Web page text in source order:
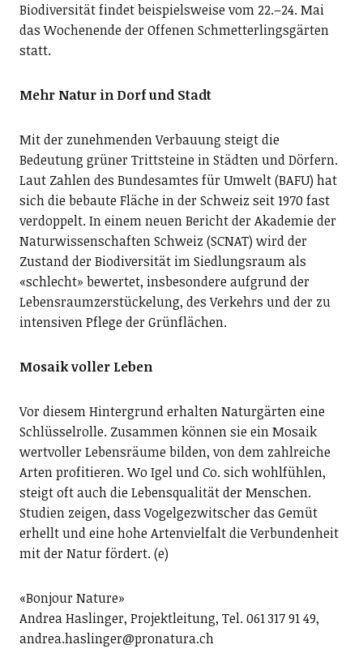
Biodiversität findet beispielsweise vom 22.–24. Mai
das Wochenende der Offenen Schmetterlingsgärten
statt.
Mehr Natur in Dorf und Stadt
Mit der zunehmenden Verbauung steigt die
Bedeutung grüner Trittsteine in Städten und Dörfern.
Laut Zahlen des Bundesamtes für Umwelt (BAFU) hat
sich die bebaute Fläche in der Schweiz seit 1970 fast
verdoppelt. In einem neuen Bericht der Akademie der
Naturwissenschaften Schweiz (SCNAT) wird der
Zustand der Biodiversität im Siedlungsraum als
«schlecht» bewertet, insbesondere aufgrund der
Lebensraumzerstückelung, des Verkehrs und der zu
intensiven Pflege der Grünflächen.
Mosaik voller Leben
Vor diesem Hintergrund erhalten Naturgärten eine
Schlüsselrolle. Zusammen können sie ein Mosaik
wertvoller Lebensräume bilden, von dem zahlreiche
Arten profitieren. Wo Igel und Co. sich wohlfühlen,
steigt oft auch die Lebensqualität der Menschen.
Studien zeigen, dass Vogelgezwitscher das Gemüt
erhellt und eine hohe Artenvielfalt die Verbundenheit
mit der Natur fördert. (e)
«Bonjour Nature»
Andrea Haslinger, Projektleitung, Tel. 061 317 91 49,
andrea.haslinger@pronatura.ch